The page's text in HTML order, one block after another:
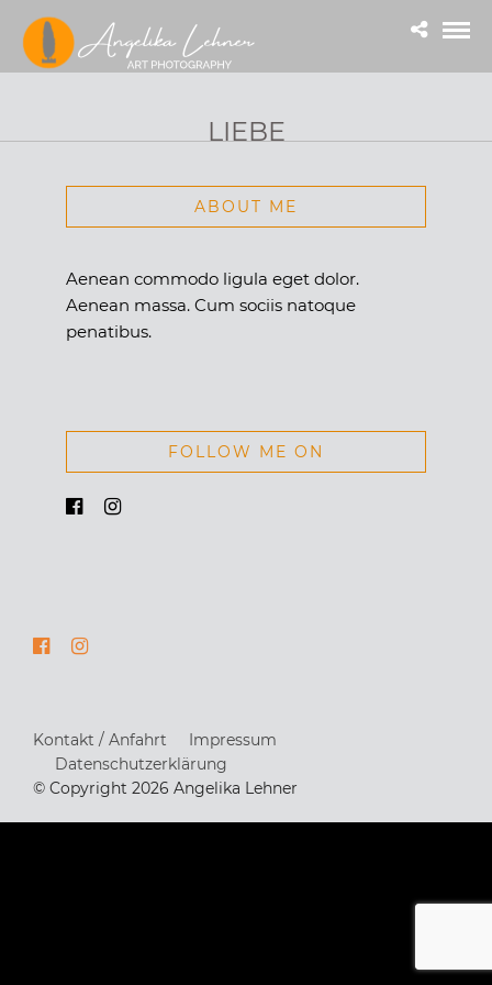
LIEBE
ABOUT ME
Aenean commodo ligula eget dolor.
Aenean massa. Cum sociis natoque
penatibus.
FOLLOW ME ON
Kontakt / Anfahrt
Impressum
Datenschutzerklärung
© Copyright 2026 Angelika Lehner